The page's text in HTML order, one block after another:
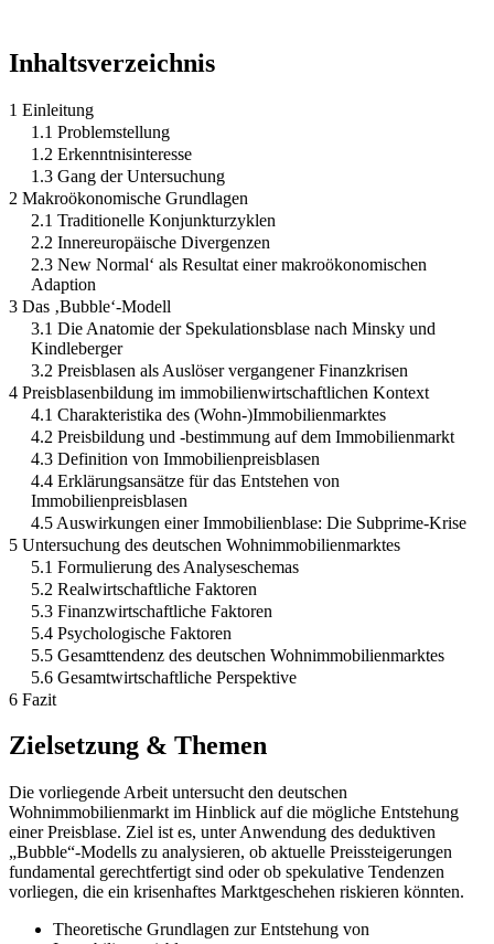
Inhaltsverzeichnis
1 Einleitung
1.1 Problemstellung
1.2 Erkenntnisinteresse
1.3 Gang der Untersuchung
2 Makroökonomische Grundlagen
2.1 Traditionelle Konjunkturzyklen
2.2 Innereuropäische Divergenzen
2.3 New Normal‘ als Resultat einer makroökonomischen
Adaption
3 Das ‚Bubble‘-Modell
3.1 Die Anatomie der Spekulationsblase nach Minsky und
Kindleberger
3.2 Preisblasen als Auslöser vergangener Finanzkrisen
4 Preisblasenbildung im immobilienwirtschaftlichen Kontext
4.1 Charakteristika des (Wohn-)Immobilienmarktes
4.2 Preisbildung und -bestimmung auf dem Immobilienmarkt
4.3 Definition von Immobilienpreisblasen
4.4 Erklärungsansätze für das Entstehen von
Immobilienpreisblasen
4.5 Auswirkungen einer Immobilienblase: Die Subprime-Krise
5 Untersuchung des deutschen Wohnimmobilienmarktes
5.1 Formulierung des Analyseschemas
5.2 Realwirtschaftliche Faktoren
5.3 Finanzwirtschaftliche Faktoren
5.4 Psychologische Faktoren
5.5 Gesamttendenz des deutschen Wohnimmobilienmarktes
5.6 Gesamtwirtschaftliche Perspektive
6 Fazit
Zielsetzung & Themen
Die vorliegende Arbeit untersucht den deutschen
Wohnimmobilienmarkt im Hinblick auf die mögliche Entstehung
einer Preisblase. Ziel ist es, unter Anwendung des deduktiven
„Bubble“-Modells zu analysieren, ob aktuelle Preissteigerungen
fundamental gerechtfertigt sind oder ob spekulative Tendenzen
vorliegen, die ein krisenhaftes Marktgeschehen riskieren könnten.
Theoretische Grundlagen zur Entstehung von